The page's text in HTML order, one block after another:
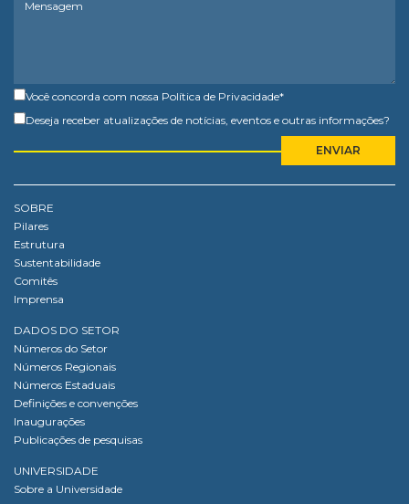
Você concorda com nossa Política de Privacidade*
Deseja receber atualizações de notícias, eventos e outras informações?
SOBRE
Pilares
Estrutura
Sustentabilidade
Comitês
Imprensa
DADOS DO SETOR
Números do Setor
Números Regionais
Números Estaduais
Definições e convenções
Inaugurações
Publicações de pesquisas
UNIVERSIDADE
Sobre a Universidade